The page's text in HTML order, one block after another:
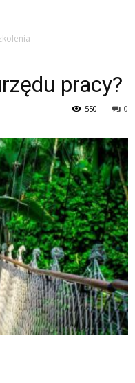
pracy?
0
550